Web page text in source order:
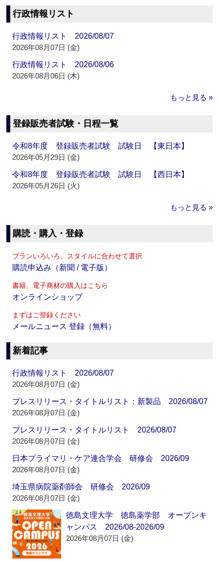
行政情報リスト
行政情報リスト 2026/08/07
2026年08月07日 (金)
行政情報リスト 2026/08/06
2026年08月06日 (木)
もっと見る »
登録販売者試験・日程一覧
令和8年度 登録販売者試験 試験日 【東日本】
2026年05月29日 (金)
令和8年度 登録販売者試験 試験日 【西日本】
2026年05月26日 (火)
もっと見る »
購読・購入・登録
プランいろいろ、スタイルに合わせて選択
購読申込み（新聞 / 電子版）
書籍、電子商材の購入はこちら
オンラインショップ
まずはご登録ください
メールニュース 登録（無料）
新着記事
行政情報リスト 2026/08/07
2026年08月07日 (金)
プレスリリース・タイトルリスト：新製品 2026/08/07
2026年08月07日 (金)
プレスリリース・タイトルリスト 2026/08/07
2026年08月07日 (金)
日本プライマリ・ケア連合学会 研修会 2026/09
2026年08月07日 (金)
埼玉県病院薬剤師会 研修会 2026/09
2026年08月07日 (金)
徳島文理大学 徳島薬学部 オープンキ
ャンパス 2026/08-2026/09
2026年08月07日 (金)